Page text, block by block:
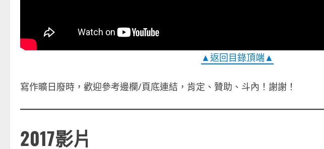
▲返回目錄頂端▲
寫作曠日廢時，歡迎參考邊欄/頁底連結，肯定、贊助、斗內！謝謝！
2017影片